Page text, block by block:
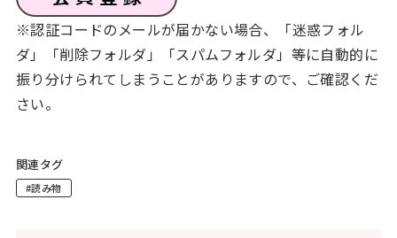
※認証コードのメールが届かない場合、「迷惑フォル
ダ」「削除フォルダ」「スパムフォルダ」等に自動的に
振り分けられてしまうことがありますので、ご確認くだ
さい。
関連タグ
#読み物